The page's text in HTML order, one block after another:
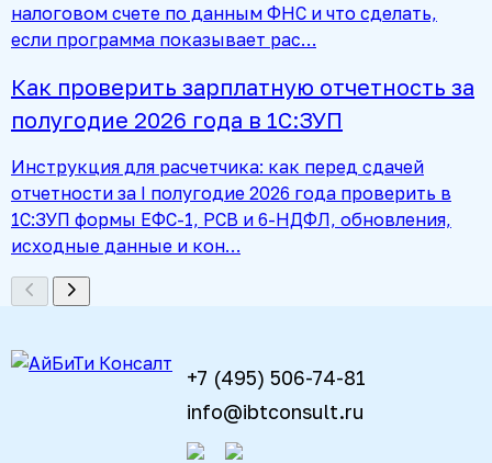
налоговом счете по данным ФНС и что сделать,
если программа показывает рас…
Как проверить зарплатную отчетность за
полугодие 2026 года в 1С:ЗУП
Инструкция для расчетчика: как перед сдачей
отчетности за I полугодие 2026 года проверить в
1С:ЗУП формы ЕФС-1, РСВ и 6-НДФЛ, обновления,
исходные данные и кон…
+7 (495) 506-74-81
info@ibtconsult.ru